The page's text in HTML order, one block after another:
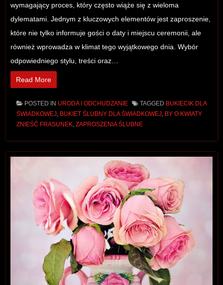
wymagający proces, który często wiąże się z wieloma
dylematami. Jednym z kluczowych elementów jest zaproszenie,
które nie tylko informuje gości o daty i miejscu ceremonii, ale
również wprowadza w klimat tego wyjątkowego dnia. Wybór
odpowiedniego stylu, treści oraz…
Read More
POSTED IN URODA I ODCHUDZANIE TAGGED BUKIECIK DLA
ŚWIADKOWEJ BUKIET ŚLUBNY DLA ŚWIADKOWEJ BY O KWIATY
ZNIEŚĆ FRASUNEK ZAPROSZENIA ŚLUBNE